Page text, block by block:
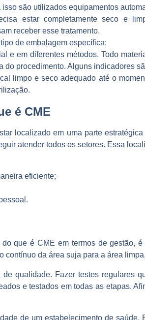
são utilizados equipamentos
estar completamente seco e
receber esse tratamento.
de embalagem específica;
e em diferentes métodos. Todo
do procedimento. Alguns indicadores
limpo e seco adequado até o
é CME
localizado em uma parte
atender todos os setores. Essa
eficiente;
que é CME em termos de gestão,
contínuo da área suja para a área
qualidade. Fazer testes regulares
e testados em todas as etapas.
de um estabelecimento de